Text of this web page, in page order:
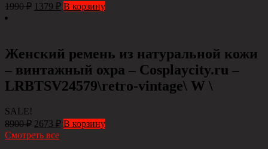
1990₽ 1379 ₽ В корзину
Женский ремень из натуральной кожи
– винтажный охра – Сosplaycity.ru –
LRBTSV24579\retro-vintage\ W \
SALE!
8900₽ 2673 ₽ В корзину
Смотреть все